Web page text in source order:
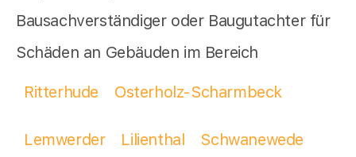
Bausachverständiger oder Baugutachter für
Schäden an Gebäuden im Bereich
Ritterhude Osterholz-Scharmbeck
Lemwerder Lilienthal Schwanewede